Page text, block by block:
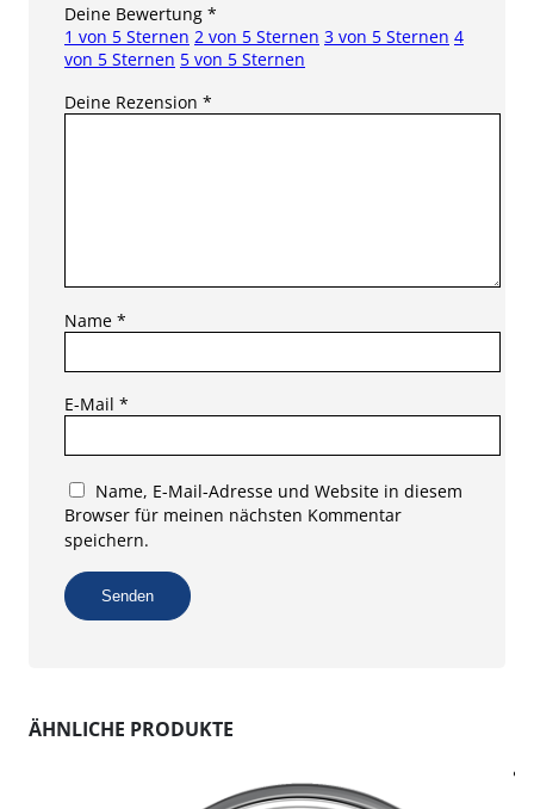
Deine Bewertung *
1 von 5 Sternen 2 von 5 Sternen 3 von 5 Sternen 4
von 5 Sternen 5 von 5 Sternen
Deine Rezension *
Name *
E-Mail *
Name, E-Mail-Adresse und Website in diesem
Browser für meinen nächsten Kommentar
speichern.
ÄHNLICHE PRODUKTE